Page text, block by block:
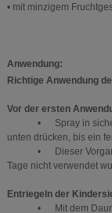
• mit minzigem
Anwendung:
Richtige Anwendung
Vor der ersten
• Spray in sicherer
unten drücken, bis ein
• Dieser Vorgang
Tage nicht verwendet
Entriegeln der
• Mit dem Daumen